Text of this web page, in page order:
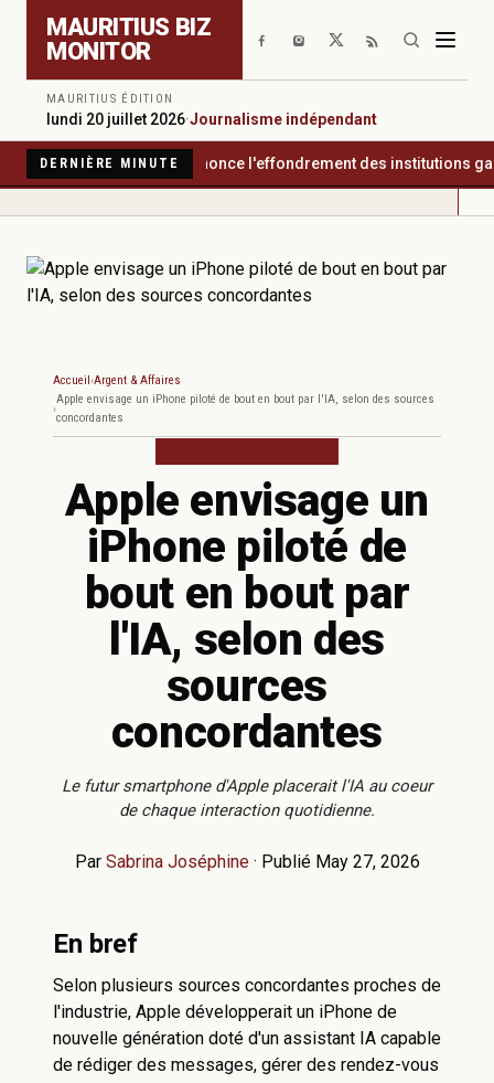
MAURITIUS BIZ
MONITOR
MAURITIUS ÉDITION
lundi 20 juillet 2026·Journalisme indépendant
DERNIÈRE MINUTE
International dénonce l'effondrement des institutions
Accueil Argent & Affaires
Apple envisage un iPhone piloté de bout en bout par l'IA, selon des sources
concordantes
Apple envisage un
iPhone piloté de
bout en bout par
l'IA, selon des
sources
concordantes
Le futur smartphone d'Apple placerait l'IA au coeur
de chaque interaction quotidienne.
Par Sabrina Joséphine · Publié May 27, 2026
En bref
Selon plusieurs sources concordantes proches de
l'industrie, Apple développerait un iPhone de
nouvelle génération doté d'un assistant IA capable
de rédiger des messages, gérer des rendez-vous